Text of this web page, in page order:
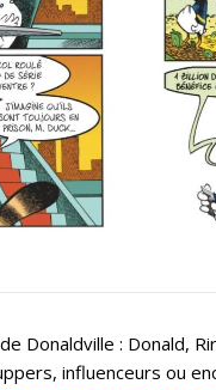
Donaldville : Donald,
influenceurs ou